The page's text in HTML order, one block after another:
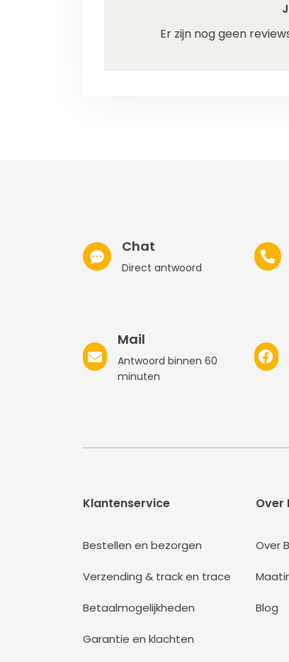
Er zijn nog geen
Chat
Direct antwoord
Mail
Antwoord binnen 60
minuten
Klantenservice
Bestellen en bezorgen
Verzending & track en trace
Betaalmogelijkheden
Garantie en klachten
Over
Over
Blog